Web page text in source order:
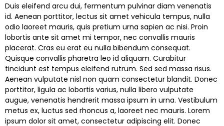
Duis eleifend arcu dui, fermentum pulvinar diam venenatis
id. Aenean porttitor, lectus sit amet vehicula tempus, nulla
odio laoreet mauris, quis pretium urna sapien ac nisi. Proin
lobortis ante sit amet mi tempor, nec convallis mauris
placerat. Cras eu erat eu nulla bibendum consequat.
Quisque convallis pharetra leo id aliquam. Curabitur
tincidunt est tempus eleifend rutrum. Sed sed massa risus.
Aenean vulputate nisl non quam consectetur blandit. Donec
porttitor, ligula ac lobortis varius, nulla libero vulputate
augue, venenatis hendrerit massa ipsum in urna. Vestibulum
metus ex, luctus sed rhoncus a, laoreet nec mauris. Lorem
ipsum dolor sit amet, consectetur adipiscing elit. Donec